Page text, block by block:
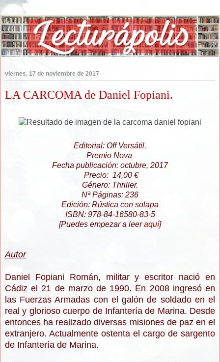
viernes, 17 de noviembre de 2017
LA CARCOMA de Daniel Fopiani.
Editorial: Off Versátil.
Premio Nova
Fecha publicación: octubre, 2017
Precio: 14,00 €
Género: Thriller.
Nª Páginas: 236
Edición: Rústica con solapa
ISBN: 978-84-16580-83-5
[Puedes empezar a leeraquí]
Autor
Daniel Fopiani Román, militar y escritor nació en
Cádiz el 21 de marzo de 1990. En 2008 ingresó en
las Fuerzas Armadas con el galón de soldado en el
real y glorioso cuerpo de Infantería de Marina. Desde
entonces ha realizado diversas misiones de paz en el
extranjero. Actualmente ostenta el cargo de sargento
de Infantería de Marina.